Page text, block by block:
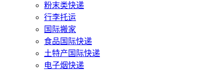
粉末类快递
行李托运
国际搬家
食品国际快递
土特产国际快递
电子烟快递